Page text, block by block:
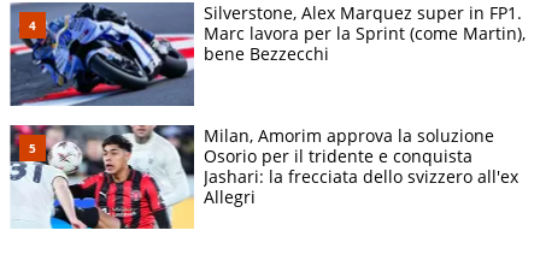
Silverstone, Alex Marquez super in FP1.
Marc lavora per la Sprint (come Martin),
bene Bezzecchi
Milan, Amorim approva la soluzione
Osorio per il tridente e conquista
Jashari: la frecciata dello svizzero all'ex
Allegri